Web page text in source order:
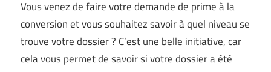
Vous venez de faire votre demande de prime à la
conversion et vous souhaitez savoir à quel niveau se
trouve votre dossier ? C’est une belle initiative, car
cela vous permet de savoir si votre dossier a été